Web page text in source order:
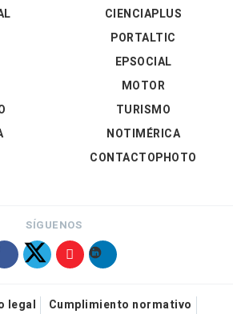
CIENCIAPLUS
PORTALTIC
EPSOCIAL
MOTOR
TURISMO
NOTIMÉRICA
CONTACTOPHOTO
SÍGUENOS
legal Cumplimiento normativo